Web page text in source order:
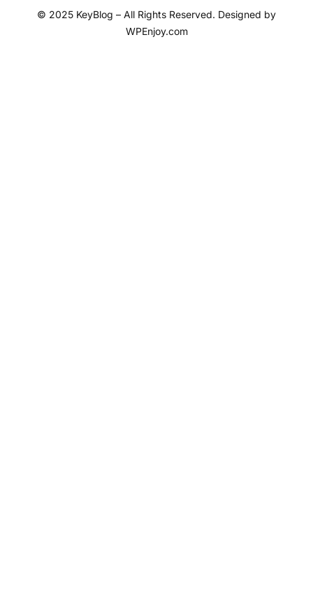
© 2025 KeyBlog – All Rights Reserved. Designed by
WPEnjoy.com